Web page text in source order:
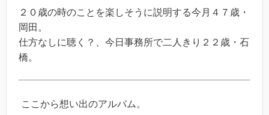
２０歳の時のことを楽しそうに説明する今月４７歳・
岡田。
仕方なしに聴く？、今日事務所で二人きり２２歳・石
橋。
ここから想い出のアルバム。